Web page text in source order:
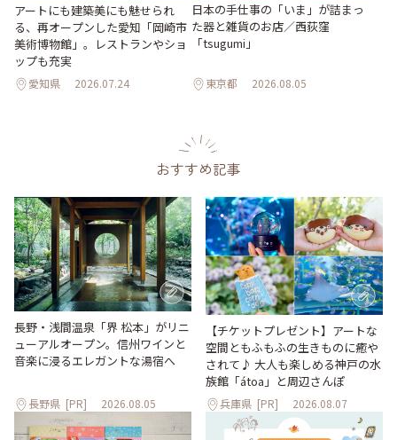
アートにも建築美にも魅せられ
る、再オープンした愛知「岡崎市
美術博物館」。レストランやショ
ップも充実
愛知県 2026.07.24
日本の手仕事の「いま」が詰まっ
た器と雑貨のお店／西荻窪
「tsugumi」
東京都 2026.08.05
おすすめ記事
長野・浅間温泉「界 松本」がリニ
ューアルオープン。信州ワインと
音楽に浸るエレガントな湯宿へ
長野県 [PR] 2026.08.05
【チケットプレゼント】アートな
空間ともふもふの生きものに癒や
されて♪ 大人も楽しめる神戸の水
族館「átoa」と周辺さんぽ
兵庫県 [PR] 2026.08.07